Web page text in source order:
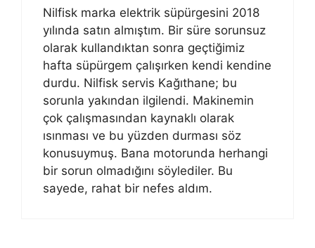
Nilfisk marka elektrik süpürgesini 2018
yılında satın almıştım. Bir süre sorunsuz
olarak kullandıktan sonra geçtiğimiz
hafta süpürgem çalışırken kendi kendine
durdu. Nilfisk servis Kağıthane; bu
sorunla yakından ilgilendi. Makinemin
çok çalışmasından kaynaklı olarak
ısınması ve bu yüzden durması söz
konusuymuş. Bana motorunda herhangi
bir sorun olmadığını söylediler. Bu
sayede, rahat bir nefes aldım.